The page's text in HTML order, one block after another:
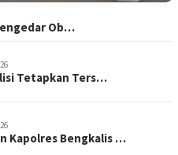
Ob…
Tetapkan Ters…
Kapolres Bengkalis …